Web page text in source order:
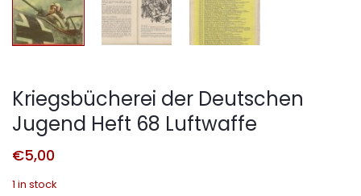
Kriegsbücherei der Deutschen
Jugend Heft 68 Luftwaffe
€5,00
1 in stock